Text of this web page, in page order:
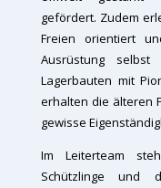
gefördert. Zudem
Freien orientiert
Ausrüstung
Lagerbauten mit
erhalten die älteren
gewisse
Im Leiterteam
Schützlinge und